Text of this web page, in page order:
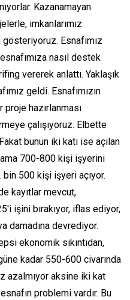
Kazanamayan
imkanlarımız
Esnafımız
nasıl destek
vererek anlattı. Yaklaşık
geldi. Esnafımızın
hazırlanması
çalışıyoruz. Elbette
bunun iki katı ise açılan
700-800 kişi işyerini
500 kişi işyeri açıyor.
kayıtlar mevcut,
işini bırakıyor, iflas ediyor,
damadına devrediyor.
ekonomik sıkıntıdan,
kadar 550-600 civarında
azalmıyor aksine iki kat
problemi vardır. Bu